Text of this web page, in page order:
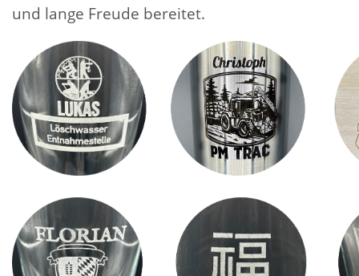
und lange Freude bereitet.